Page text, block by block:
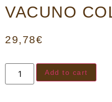
VACUNO
29,78€
Add to cart